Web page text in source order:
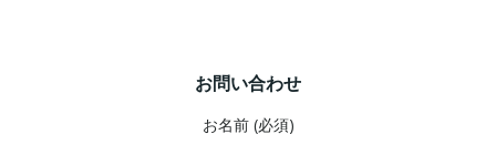
お問い合わせ
お名前 (必須)